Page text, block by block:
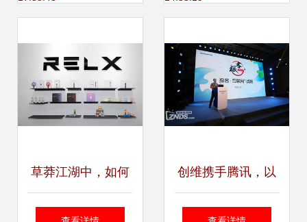
草莽江湖中，如何
识别能笑到最后的
创维携手腾讯，以
战略合作打造互联